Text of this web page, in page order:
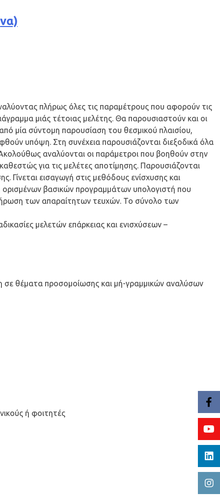
πλήρως όλες τις παραμέτρους που αφορούν τις
μιάς τέτοιας μελέτης. Θα παρουσιαστούν και οι
μία σύντομη παρουσίαση του θεσμικού πλαισίου,
υπόψη. Στη συνέχεια παρουσιάζονται διεξοδικά όλα
αναλύονται οι παράμετροι που βοηθούν στην
για τις μελέτες αποτίμησης. Παρουσιάζονται
Γίνεται εισαγωγή στις μεθόδους ενίσχυσης και
ορισμένων βασικών προγραμμάτων υπολογιστή που
των απαραίτητων τευχών. Το σύνολο των
μελετών επάρκειας και ενισχύσεων –
σε θέματα προσομοίωσης και μή-γραμμικών αναλύσων
ή φοιτητές